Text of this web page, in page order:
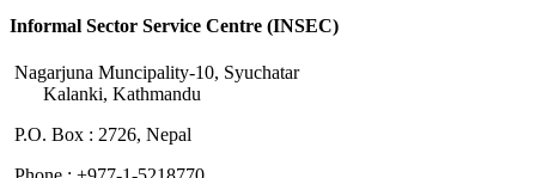
Informal Sector Service Centre (INSEC)
Nagarjuna Muncipality-10, Syuchatar
Kalanki, Kathmandu
P.O. Box : 2726, Nepal